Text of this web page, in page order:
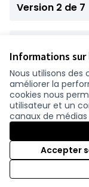
Informations
Nous utilisons des
améliorer la
cookies nous
utilisateur et un
canaux de médias
Accepter
Version 2 de 7
Conditions
Paramètres des
participer.loire-
(Nouvelle fenêtre)
(Nouvelle
Site réalisé grâce